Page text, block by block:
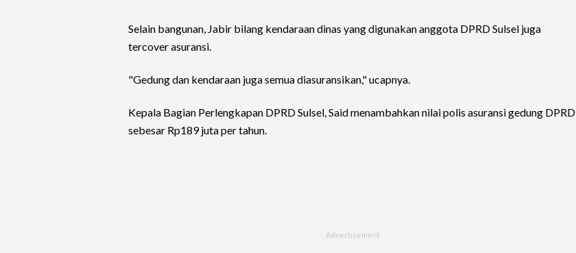
Selain bangunan, Jabir bilang kendaraan dinas yang digunakan anggota DPRD Sulsel juga
tercover asuransi.
"Gedung dan kendaraan juga semua diasuransikan," ucapnya.
Kepala Bagian Perlengkapan DPRD Sulsel, Said menambahkan nilai polis asuransi gedung DPRD
sebesar Rp189 juta per tahun.